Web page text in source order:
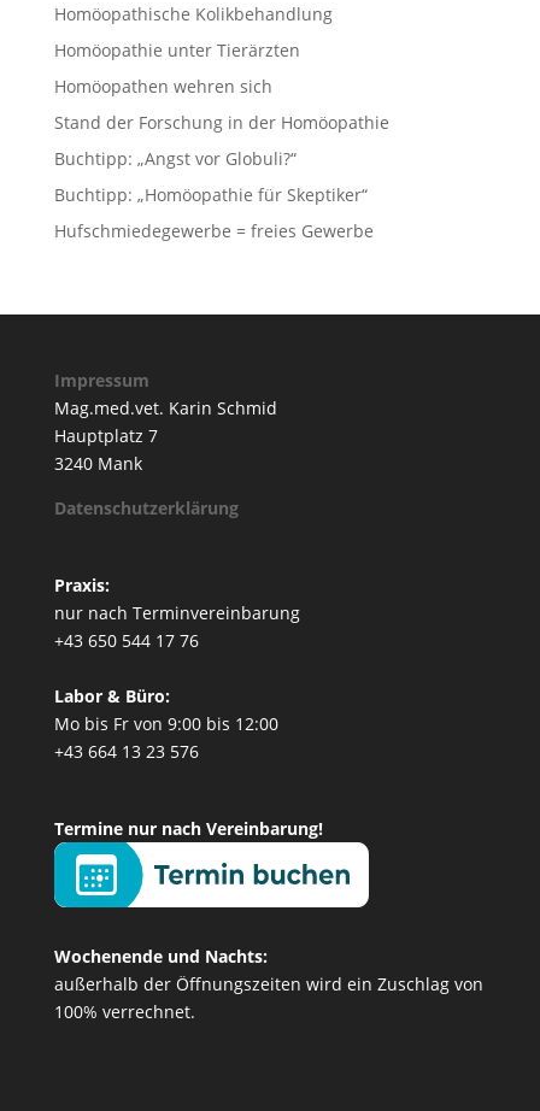
Homöopathische Kolikbehandlung
Homöopathie unter Tierärzten
Homöopathen wehren sich
Stand der Forschung in der Homöopathie
Buchtipp: „Angst vor Globuli?“
Buchtipp: „Homöopathie für Skeptiker“
Hufschmiedegewerbe = freies Gewerbe
Impressum
Mag.med.vet. Karin Schmid
Hauptplatz 7
3240 Mank
Datenschutzerklärung
Praxis:
nur nach Terminvereinbarung
+43 650 544 17 76
Labor & Büro:
Mo bis Fr von 9:00 bis 12:00
+43 664 13 23 576
Termine nur nach Vereinbarung!
Wochenende und Nachts:
außerhalb der Öffnungszeiten wird ein Zuschlag von
100% verrechnet.